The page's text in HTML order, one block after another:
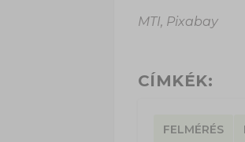
MTI, Pixabay
CÍMKÉK:
FELMÉRÉS